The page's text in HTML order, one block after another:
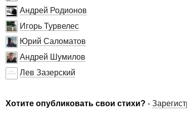
Андрей Родионов
Игорь Турвелес
Юрий Саломатов
Андрей Шумилов
Лев Зазерский
Хотите опубликовать свои стихи? -